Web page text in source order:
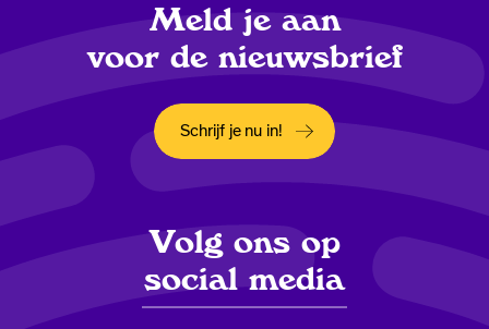
Meld je aan
voor de nieuwsbrief
Opent in een nieuw tabblad
Schrijf je nu in!
Volg ons op
social media